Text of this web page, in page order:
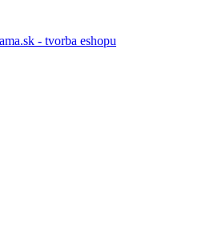
- tvorba eshopu